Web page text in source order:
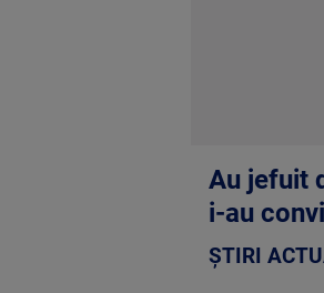
Au jefuit
i-au
ȘTIRI